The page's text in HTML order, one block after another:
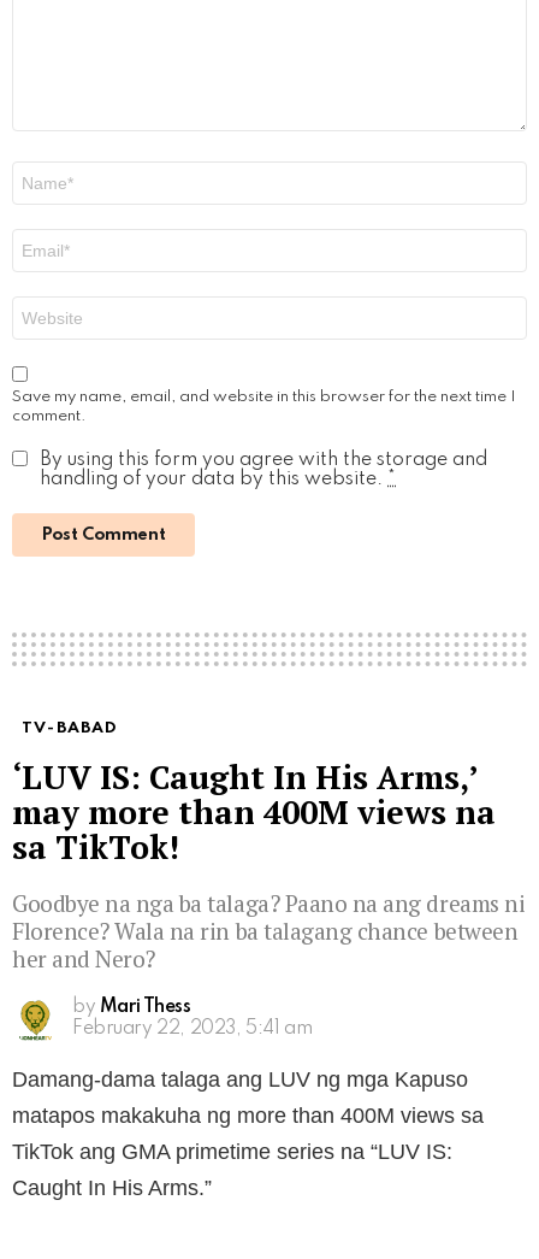
Save my name, email, and website in this browser for the next time I
comment.
By using this form you agree with the storage and
handling of your data by this website.
TV-BABAD
‘LUV IS: Caught In His Arms,’
may more than 400M views na
sa TikTok!
Goodbye na nga ba talaga? Paano na ang dreams ni
Florence? Wala na rin ba talagang chance between
her and Nero?
by Mari Thess
February 22, 2023, 5:41 am
Damang-dama talaga ang LUV ng mga Kapuso
matapos makakuha ng more than 400M views sa
TikTok ang GMA primetime series na “LUV IS:
Caught In His Arms.”